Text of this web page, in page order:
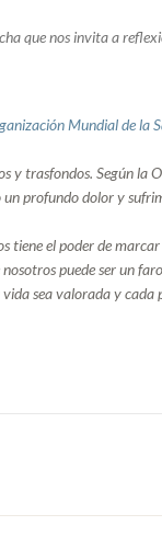
quenos invitaa
nMundialdela
ytrasfondos. Segúnla
unprofundodolory
tieneelpoderdemarcar
nosotrospuedeserunfaro
vidaseavaloradaycada